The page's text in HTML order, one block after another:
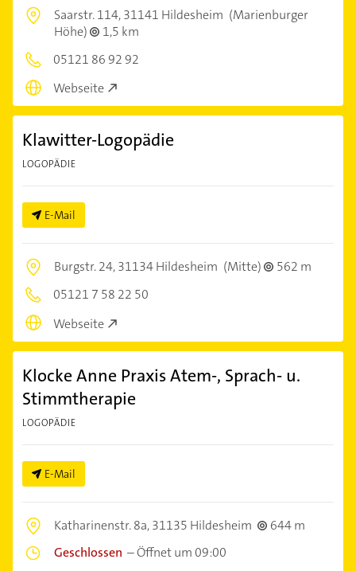
Saarstr. 114,31141 Hildesheim (Marienburger
Höhe)
1,5 km
05121 86 92 92
Webseite
Klawitter-Logopädie
LOGOPÄDIE
E-Mail
Burgstr. 24,31134 Hildesheim (Mitte)
562 m
05121 7 58 22 50
Webseite
Klocke Anne Praxis Atem-, Sprach- u.
Stimmtherapie
LOGOPÄDIE
E-Mail
Katharinenstr. 8a,31135 Hildesheim
644 m
Geschlossen –Öffnet um 09:00